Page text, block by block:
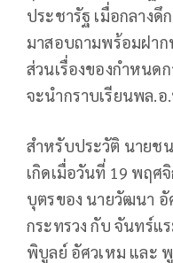
ประชารัฐ เมื่อกลาง
มาสอบถามพร้อมฝา
ส่วนเรื่องของกำหนด
จะนำกราบเรียนพล.อ
สำหรับประวัติ นายช
เกิดเมื่อวันที่ 19 พฤศ
บุตรของ นายวัฒนา
กระทรวง กับ จันทร์แ
พิบูลย์ อัศวเหม และ